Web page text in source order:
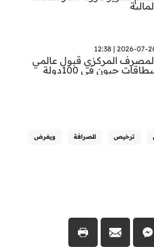
2026-07-26 |
المركزي قبول عالمي
جيون في 100دولة
ترخيص للصرافة ويفرض